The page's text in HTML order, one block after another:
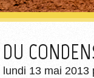
DU
lundi 13 mai 2013